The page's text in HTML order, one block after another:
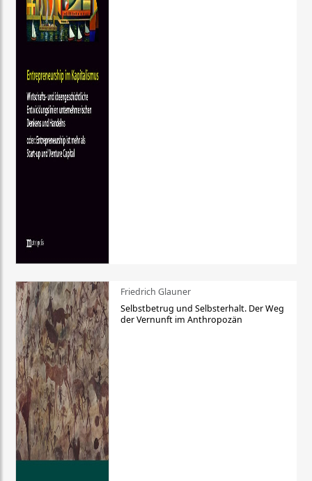
Friedrich Glauner
Selbstbetrug und Selbsterhalt. Der Weg
der Vernunft im Anthropozän